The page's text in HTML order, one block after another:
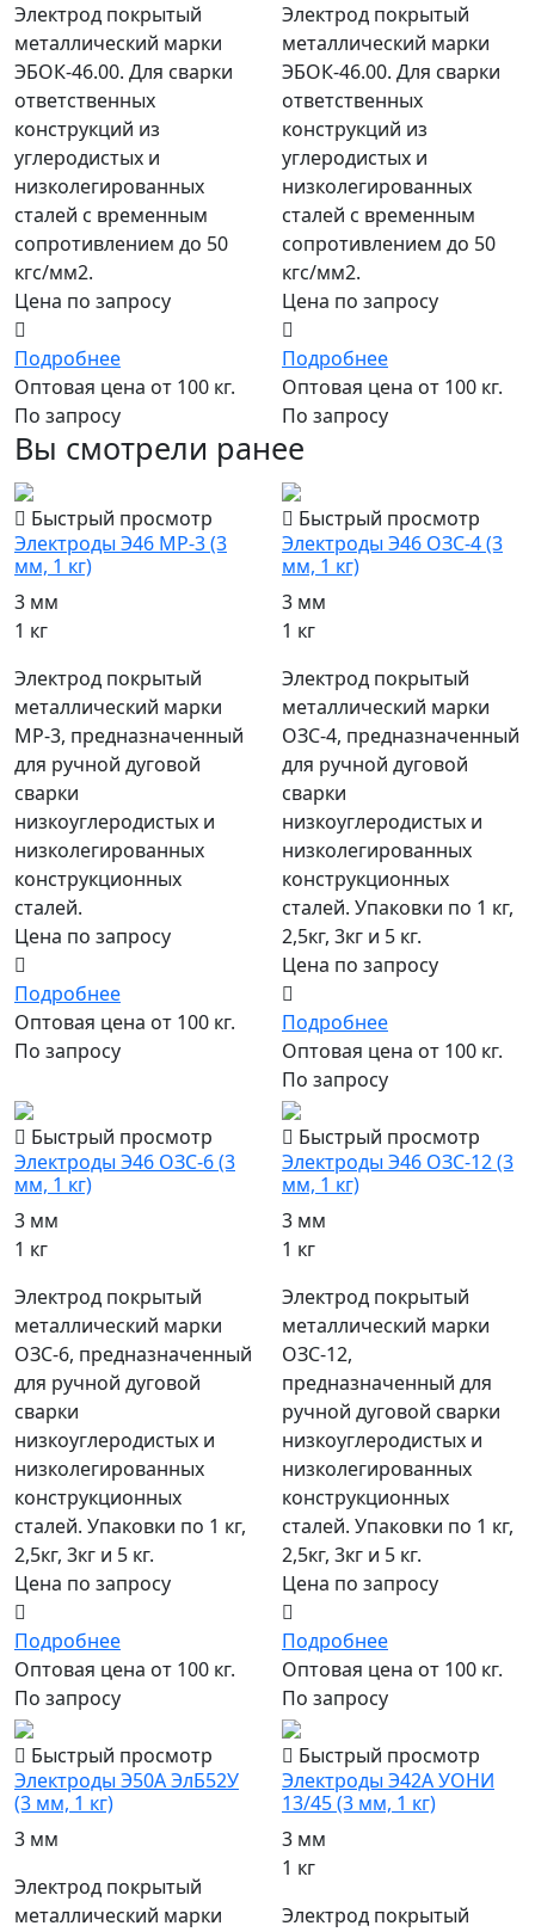
Электрод покрытый
металлический марки
ЭБОК-46.00. Для сварки
ответственных
конструкций из
углеродистых и
низколегированных
сталей с временным
сопротивлением до 50
кгс/мм2.
Цена по запросу
Подробнее
Оптовая цена от 100 кг.
По запросу
Электрод покрытый
металлический марки
ЭБОК-46.00. Для сварки
ответственных
конструкций из
углеродистых и
низколегированных
сталей с временным
сопротивлением до 50
кгс/мм2.
Цена по запросу
Подробнее
Оптовая цена от 100 кг.
По запросу
Вы смотрели ранее
Быстрый просмотр
Электроды Э46 МР-3 (3
мм, 1 кг)
3 мм
1 кг
Электрод покрытый
металлический марки
МР-3, предназначенный
для ручной дуговой
сварки
низкоуглеродистых и
низколегированных
конструкционных
сталей.
Цена по запросу
Подробнее
Оптовая цена от 100 кг.
По запросу
Быстрый просмотр
Электроды Э46 ОЗС-4 (3
мм, 1 кг)
3 мм
1 кг
Электрод покрытый
металлический марки
ОЗС-4, предназначенный
для ручной дуговой
сварки
низкоуглеродистых и
низколегированных
конструкционных
сталей. Упаковки по 1 кг,
2,5кг, 3кг и 5 кг.
Цена по запросу
Подробнее
Оптовая цена от 100 кг.
По запросу
Быстрый просмотр
Электроды Э46 ОЗС-6 (3
мм, 1 кг)
3 мм
1 кг
Электрод покрытый
металлический марки
ОЗС-6, предназначенный
для ручной дуговой
сварки
низкоуглеродистых и
низколегированных
конструкционных
сталей. Упаковки по 1 кг,
2,5кг, 3кг и 5 кг.
Цена по запросу
Подробнее
Оптовая цена от 100 кг.
По запросу
Быстрый просмотр
Электроды Э46 ОЗС-12 (3
мм, 1 кг)
3 мм
1 кг
Электрод покрытый
металлический марки
ОЗС-12,
предназначенный для
ручной дуговой сварки
низкоуглеродистых и
низколегированных
конструкционных
сталей. Упаковки по 1 кг,
2,5кг, 3кг и 5 кг.
Цена по запросу
Подробнее
Оптовая цена от 100 кг.
По запросу
Быстрый просмотр
Электроды Э50А ЭлБ52У
(3 мм, 1 кг)
3 мм
Электрод покрытый
металлический марки
Быстрый просмотр
Электроды Э42А УОНИ
13/45 (3 мм, 1 кг)
3 мм
1 кг
Электрод покрытый